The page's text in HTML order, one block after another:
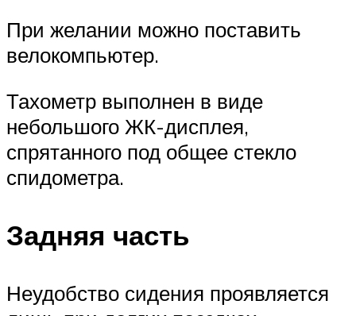
При желании можно поставить
велокомпьютер.
Тахометр выполнен в виде
небольшого ЖК-дисплея,
спрятанного под общее стекло
спидометра.
Задняя часть
Неудобство сидения проявляется